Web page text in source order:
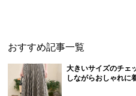
おすすめ記事一覧
大きいサイズのチェ
しながらおしゃれに